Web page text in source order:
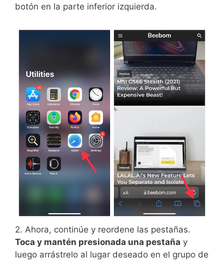
botón en la parte inferior izquierda.
2. Ahora, continúe y reordene las pestañas.
Toca y mantén presionada una pestaña y
luego arrástrelo al lugar deseado en el grupo de